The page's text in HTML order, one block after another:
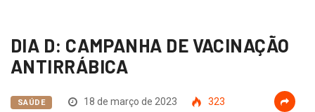
DIA D: CAMPANHA DE VACINAÇÃO
ANTIRRÁBICA
SAÚDE 18 de março de 2023 323